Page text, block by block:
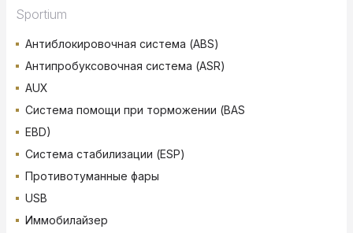
Sportium
Антиблокировочная система (ABS)
Антипробуксовочная система (ASR)
AUX
Система помощи при торможении (BAS
EBD)
Система стабилизации (ESP)
Противотуманные фары
USB
Иммобилайзер